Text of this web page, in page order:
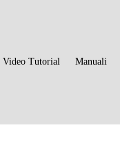
Video Tutorial Manuali